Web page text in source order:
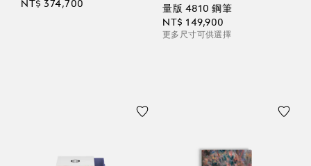
NT$ 374,700
量版 4810 鋼筆
NT$ 149,900
更多尺寸可供選擇